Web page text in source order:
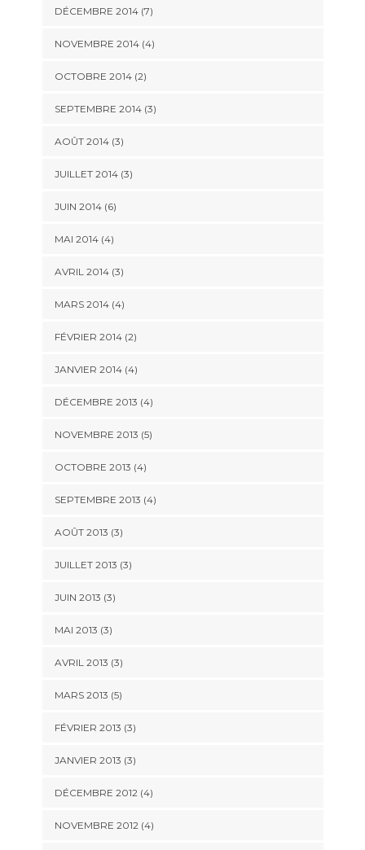
DÉCEMBRE 2014(7)
NOVEMBRE 2014(4)
OCTOBRE 2014(2)
SEPTEMBRE 2014(3)
AOÛT 2014(3)
JUILLET 2014(3)
JUIN 2014(6)
MAI 2014(4)
AVRIL 2014(3)
MARS 2014(4)
FÉVRIER 2014(2)
JANVIER 2014(4)
DÉCEMBRE 2013 (4)
NOVEMBRE 2013 (5)
OCTOBRE 2013 (4)
SEPTEMBRE 2013 (4)
AOÛT 2013 (3)
JUILLET 2013 (3)
JUIN 2013 (3)
MAI 2013 (3)
AVRIL 2013 (3)
MARS 2013 (5)
FÉVRIER 2013 (3)
JANVIER 2013 (3)
DÉCEMBRE 2012(4)
NOVEMBRE 2012(4)